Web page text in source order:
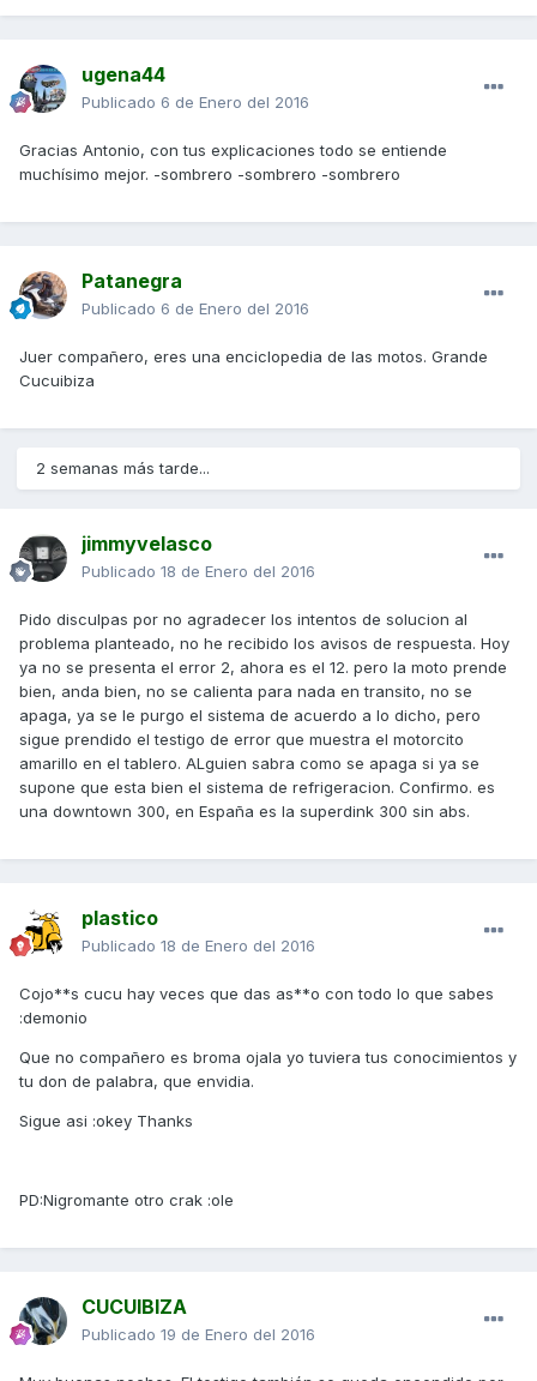
ugena44
Publicado 6 de Enero del 2016
Gracias Antonio, con tus explicaciones todo se entiende
muchísimo mejor. -sombrero -sombrero -sombrero
Patanegra
Publicado 6 de Enero del 2016
Juer compañero, eres una enciclopedia de las motos. Grande
Cucuibiza
2 semanas más tarde...
jimmyvelasco
Publicado 18 de Enero del 2016
Pido disculpas por no agradecer los intentos de solucion al
problema planteado, no he recibido los avisos de respuesta. Hoy
ya no se presenta el error 2, ahora es el 12. pero la moto prende
bien, anda bien, no se calienta para nada en transito, no se
apaga, ya se le purgo el sistema de acuerdo a lo dicho, pero
sigue prendido el testigo de error que muestra el motorcito
amarillo en el tablero. ALguien sabra como se apaga si ya se
supone que esta bien el sistema de refrigeracion. Confirmo. es
una downtown 300, en España es la superdink 300 sin abs.
plastico
Publicado 18 de Enero del 2016
Cojo**s cucu hay veces que das as**o con todo lo que sabes
:demonio
Que no compañero es broma ojala yo tuviera tus conocimientos y
tu don de palabra, que envidia.
Sigue asi :okey Thanks
PD:Nigromante otro crak :ole
CUCUIBIZA
Publicado 19 de Enero del 2016